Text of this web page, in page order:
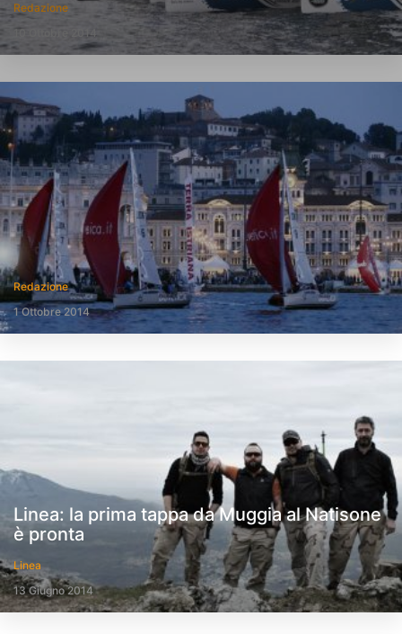
Redazione
10 Ottobre 2014
Redazione
1 Ottobre 2014
Linea: la prima tappa da Muggia al Natisone
è pronta
Linea
13 Giugno 2014